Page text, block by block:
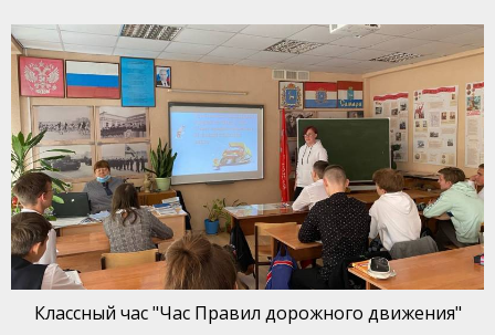
Классный час "Час Правил дорожного движения"